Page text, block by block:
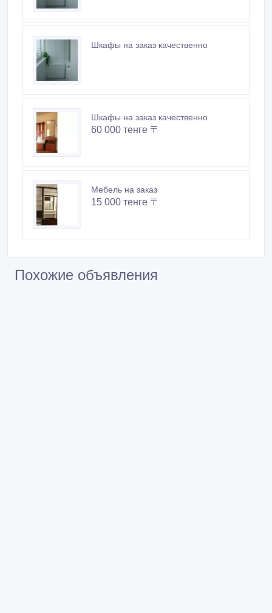
Шкафы на заказ качественно
Шкафы на заказ качественно
60 000 тенге 〒
Мебель на заказ
15 000 тенге 〒
Похожие объявления